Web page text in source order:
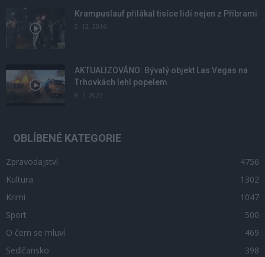
Krampuslauf přilákal tisíce lidí nejen z Příbrami
2. 12. 2016
AKTUALIZOVÁNO: Bývalý objekt Las Vegas na
Trhovkách lehl popelem
8. 7. 2023
OBLÍBENÉ KATEGORIE
Zpravodajství
4756
Kultura
1302
Krimi
1047
Sport
500
O čem se mluví
469
Sedlčansko
398